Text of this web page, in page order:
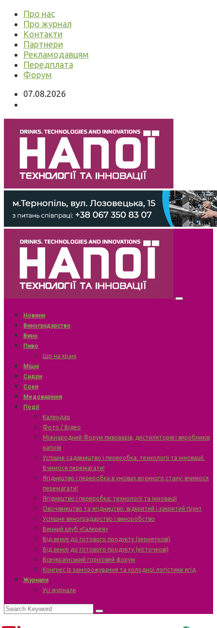
Про нас
Про журнал
Контакти
Партнери
Рекламодавцям
Передплата
Форум
07.08.2026
Новини
Виноградарство
Вино
Пиво
Що на крані
Міцні
Сидри
Соки
Медоваріння
Події
Календар
Фото / Відео
Міжнародний Форум пивоварів, дистиляторів і виробників
напоїв
Успішне садівництво і переробка: технології та інновації.
Вчимося перемагати!
Ягідництво і переробка в умовах воєнного стану: вчимося
перемагати!
Ягідництво і переробка: технології та інновації
Овочівництво та ягідництво: відкритий і закритий ґрунт
Успішне виноградарство і виноробство
Винний клуб «Галерея»
Від землі до готового продукту (зерняткові)
Від землі до готового продукту (кісточкові)
Всеукраїнський горіховий форум
Конгрес із заморожування та холодної логістики ягід
Журнали
Усі журнали